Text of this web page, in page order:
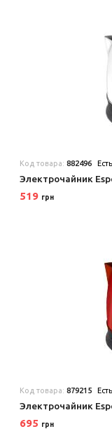
Код товара:882496
Электрочайник
519 грн
Код товара:879215
Электрочайник
695 грн